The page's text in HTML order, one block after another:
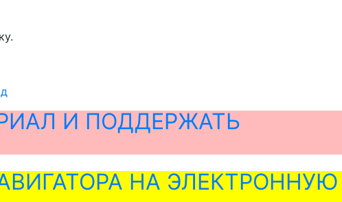
И ПОДДЕРЖАТЬ
НА ЭЛЕКТРОННУЮ